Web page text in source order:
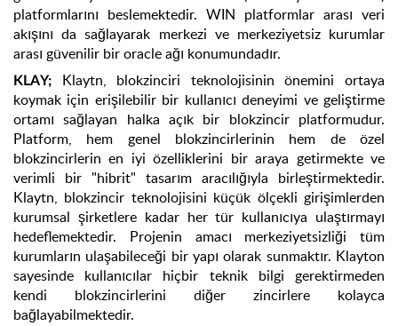
platformlarını beslemektedir. WIN platformlar arası veri
akışını da sağlayarak merkezi ve merkeziyetsiz kurumlar
arası güvenilir bir oracle ağı konumundadır.
KLAY;
Klaytn, blokzinciri teknolojisinin önemini ortaya
koymak için erişilebilir bir kullanıcı deneyimi ve geliştirme
ortamı sağlayan halka açık bir blokzincir platformudur.
Platform, hem genel blokzincirlerinin hem de özel
blokzincirlerin en iyi özelliklerini bir araya getirmekte ve
verimli bir "hibrit" tasarım aracılığıyla birleştirmektedir.
Klaytn, blokzincir teknolojisini küçük ölçekli girişimlerden
kurumsal şirketlere kadar her tür kullanıcıya ulaştırmayı
hedeflemektedir. Projenin amacı merkeziyetsizliği tüm
kurumların ulaşabileceği bir yapı olarak sunmaktır. Klayton
sayesinde kullanıcılar hiçbir teknik bilgi gerektirmeden
kendi blokzincirlerini diğer zincirlere kolayca
bağlayabilmektedir.